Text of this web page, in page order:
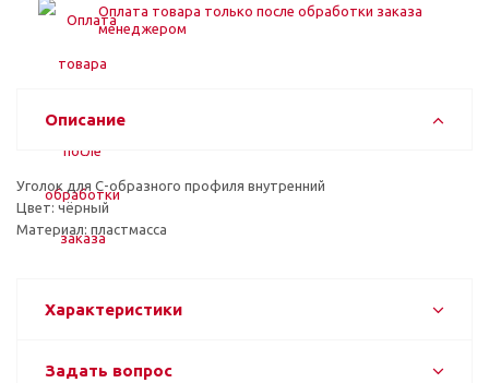
Оплата товара только после обработки заказа
менеджером
Описание
Уголок для С-образного профиля внутренний
Цвет: чёрный
Материал: пластмасса
Характеристики
Задать вопрос